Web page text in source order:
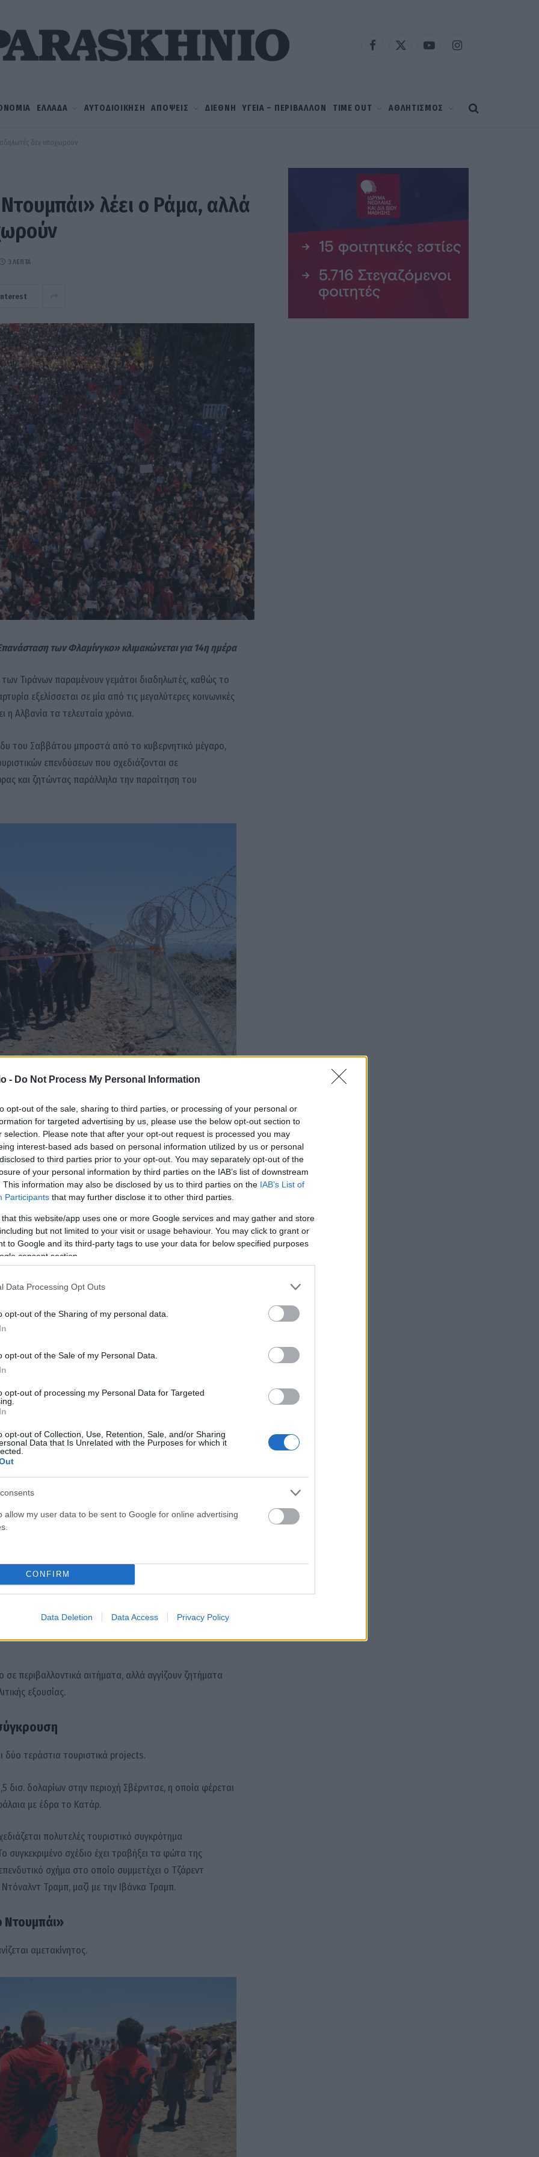
- Do Not Process My Personal Information
opt-out of the sale, sharing to third parties, or processing of your personal or
for targeted advertising by us, please use the below opt-out section to
selection. Please note that after your opt-out request is processed you may
interest-based ads based on personal information utilized by us or personal
to third parties prior to your opt-out. You may separately opt-out of the
of your personal information by third parties on the IAB’s list of downstream
This information may also be disclosed by us to third parties on the IAB’s List of
Participants that may further disclose it to other third parties.
that this website/app uses one or more Google services and may gather and store
but not limited to your visit or usage behaviour. You may click to grant or
to Google and its third-party tags to use your data for below specified purposes
consent section.
Data Processing Opt Outs
opt-out of the Sharing of my personal data.
opt-out of the Sale of my Personal Data.
opt-out of processing my Personal Data for Targeted
opt-out of Collection, Use, Retention, Sale, and/or Sharing
Data that Is Unrelated with the Purposes for which it
allow my user data to be sent to Google for online advertising
CONFIRM
Data Deletion Data Access Privacy Policy
Facebook
X
YouTubeInstagram
ΕΛΛΑΔΑ ΑΥΤΟΔΙΟΙΚΗΣΗ ΑΠΟΨΕΙΣ ΔΙΕΘΝΗ ΥΓΕΙΑ – ΠΕΡΙΒΑΛΛΟΝ TIME OUT ΑΘΛΗΤΙΣΜΟΣ
δεν υποχωρούν
λέει ο Ράμα, αλλά
3 ΛΕΠΤΆ
των Φλαμίνγκο» κλιμακώνεται για 14η ημέρα
Τιράνων παραμένουν γεμάτοι διαδηλωτές, καθώς το
εξελίσσεται σε μία από τις μεγαλύτερες κοινωνικές
η Αλβανία τα τελευταία χρόνια.
του Σαββάτου μπροστά από το κυβερνητικό μέγαρο,
επενδύσεων που σχεδιάζονται σε
και ζητώντας παράλληλα την παραίτηση του
στα χέρια, οι διαδηλωτές φώναζαν συνθήματα κατά
ζευγάρια παπουτσιών έξω από το κυβερνητικό
νέων Αλβανών προς τη Δυτική Ευρώπη.
στην περιοχή Βιόσα–Νάρτα, κοντά στην Αυλώνα, όταν
στην έναρξη εργασιών για την κατασκευή
φιλοξενούν αποικίες φλαμίνγκο και άλλα
και ιδιωτικές δυνάμεις ασφαλείας έκαναν τον γύρο της
οποίο απέκτησε το συμβολικό όνομα «Επανάσταση των
σε περιβαλλοντικά αιτήματα, αλλά αγγίζουν ζητήματα
εξουσίας.
δύο τεράστια τουριστικά projects.
δολαρίων στην περιοχή Σβέρνιτσε, η οποία φέρεται
με έδρα το Κατάρ.
πολυτελές τουριστικό συγκρότημα
συγκεκριμένο σχέδιο έχει τραβήξει τα φώτα της
σχήμα στο οποίο συμμετέχει ο Τζάρεντ
Τραμπ, μαζί με την Ιβάνκα Τραμπ.
Ντουμπάι»
αμετακίνητος.